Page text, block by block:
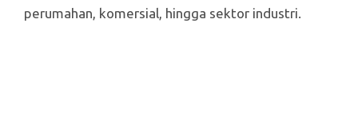
perumahan, komersial, hingga sektor industri.